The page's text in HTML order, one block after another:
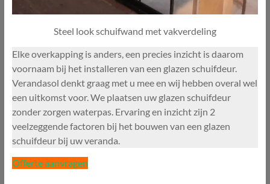
Steel look schuifwand met vakverdeling
Elke overkapping is anders, een precies inzicht is daarom
voornaam bij het installeren van een glazen schuifdeur.
Verandasol denkt graag met u mee en wij hebben overal wel
een uitkomst voor. We plaatsen uw glazen schuifdeur
zonder zorgen waterpas. Ervaring en inzicht zijn 2
veelzeggende factoren bij het bouwen van een glazen
schuifdeur bij uw veranda.
Offerte aanvragen